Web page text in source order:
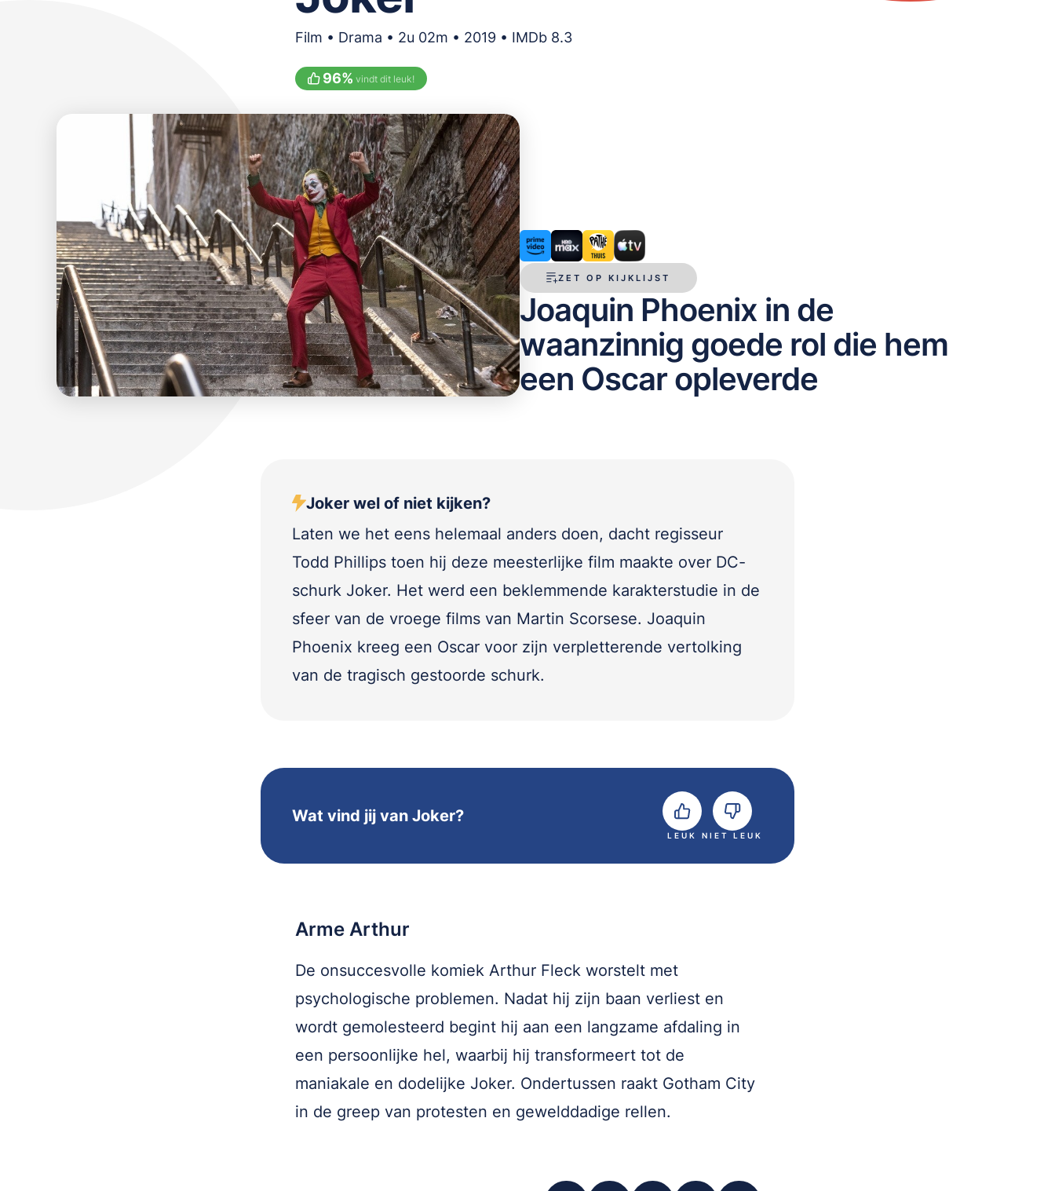
Film • Drama • 2u 02m • 2019 • IMDb 8.3
96% vindt dit leuk!
ZET OP KIJKLIJST
Joaquin Phoenix in de
waanzinnig goede rol die hem
een Oscar opleverde
Joker wel of niet kijken?
Laten we het eens helemaal anders doen, dacht regisseur
Todd Phillips toen hij deze meesterlijke film maakte over DC-
schurk Joker. Het werd een beklemmende karakterstudie in de
sfeer van de vroege films van Martin Scorsese. Joaquin
Phoenix kreeg een Oscar voor zijn verpletterende vertolking
van de tragisch gestoorde schurk.
Wat vind jij van Joker?
LEUK NIET LEUK
Arme Arthur
De onsuccesvolle komiek Arthur Fleck worstelt met
psychologische problemen. Nadat hij zijn baan verliest en
wordt gemolesteerd begint hij aan een langzame afdaling in
een persoonlijke hel, waarbij hij transformeert tot de
maniakale en dodelijke Joker. Ondertussen raakt Gotham City
in de greep van protesten en gewelddadige rellen.